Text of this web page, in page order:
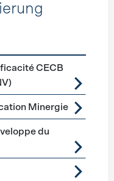
Sanierung
CECB
Minergie
du